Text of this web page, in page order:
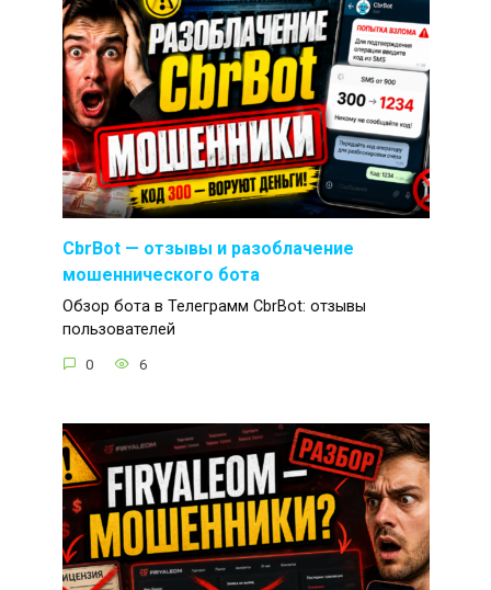
CbrBot — отзывы и разоблачение
мошеннического бота
Обзор бота в Телеграмм CbrBot: отзывы
пользователей
0 6